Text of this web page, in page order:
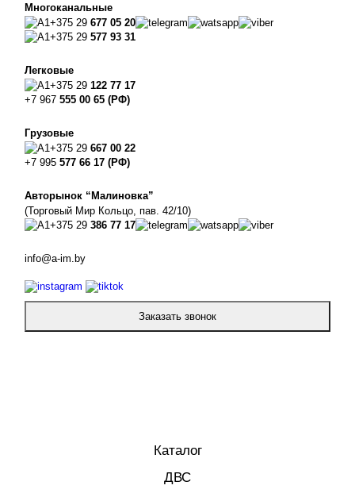
Многоканальные
+375 29 677 05 20
+375 29 577 93 31
Легковые
+375 29 122 77 17
+7 967 555 00 65 (РФ)
Грузовые
+375 29 667 00 22
+7 995 577 66 17 (РФ)
Авторынок “Малиновка”
(Торговый Мир Кольцо, пав. 42/10)
+375 29 386 77 17
info@a-im.by
Заказать звонок
Каталог
ДВС